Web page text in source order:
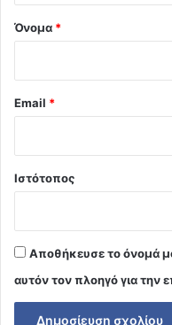
Όνομα *
Email *
Ιστότοπος
Αποθήκευσε το όνομά
αυτόν τον πλοηγό για